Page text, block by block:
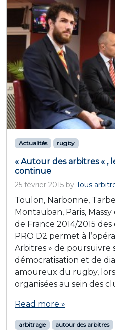
Actualités rugby
« Autour des arbitres « ,
continue
25 février 2015 by Tous
Toulon, Narbonne,
Montauban, Paris,
de France 2014/2015
PRO D2 permet à
Arbitres » de poursuivre
démocratisation et de
amoureux du rugby,
organisées au sein des
Read more »
arbitrage autour des arbitres